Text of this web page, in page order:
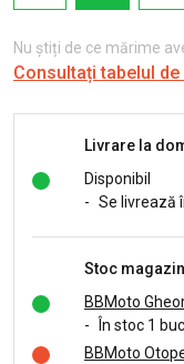
Nu știți de ce mărime
Consultați tabelul
Livrare la
Disponibil
- Se livrează
Stoc magazin
BBMoto
-
În stoc 1
BBMoto